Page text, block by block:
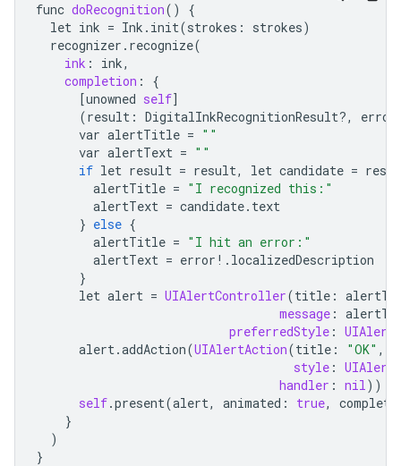
func doRecognition()
{
let ink = Ink . init(strokes : strokes)
recognizer . recognize(
ink : ink,
completion :
{
[unowned self]
(result : DigitalInkRecognitionResult?, error
var alertTitle = ""
var alertText = ""
if let result = result, let candidate =
alertTitle = "I recognized this:"
alertText = candidate. text
} else {
alertTitle = "I hit an error:"
alertText = error ! . localizedDescription
}
let alert = UIAlertController(title :
message :
preferredStyle :
alert.addAction(UIAlertAction(title : "OK" ,
style :
handler : nil))
self.present(alert, animated : true,
}
)
}